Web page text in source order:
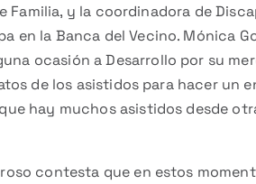
y la coordinadora de
en la Banca del Vecino. Mónica
ocasión a Desarrollo por su
de los asistidos para hacer un
hay muchos asistidos desde
contesta que en estos